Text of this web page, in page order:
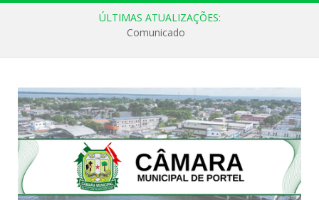
ÚLTIMAS ATUALIZAÇÕES:
Comunicado